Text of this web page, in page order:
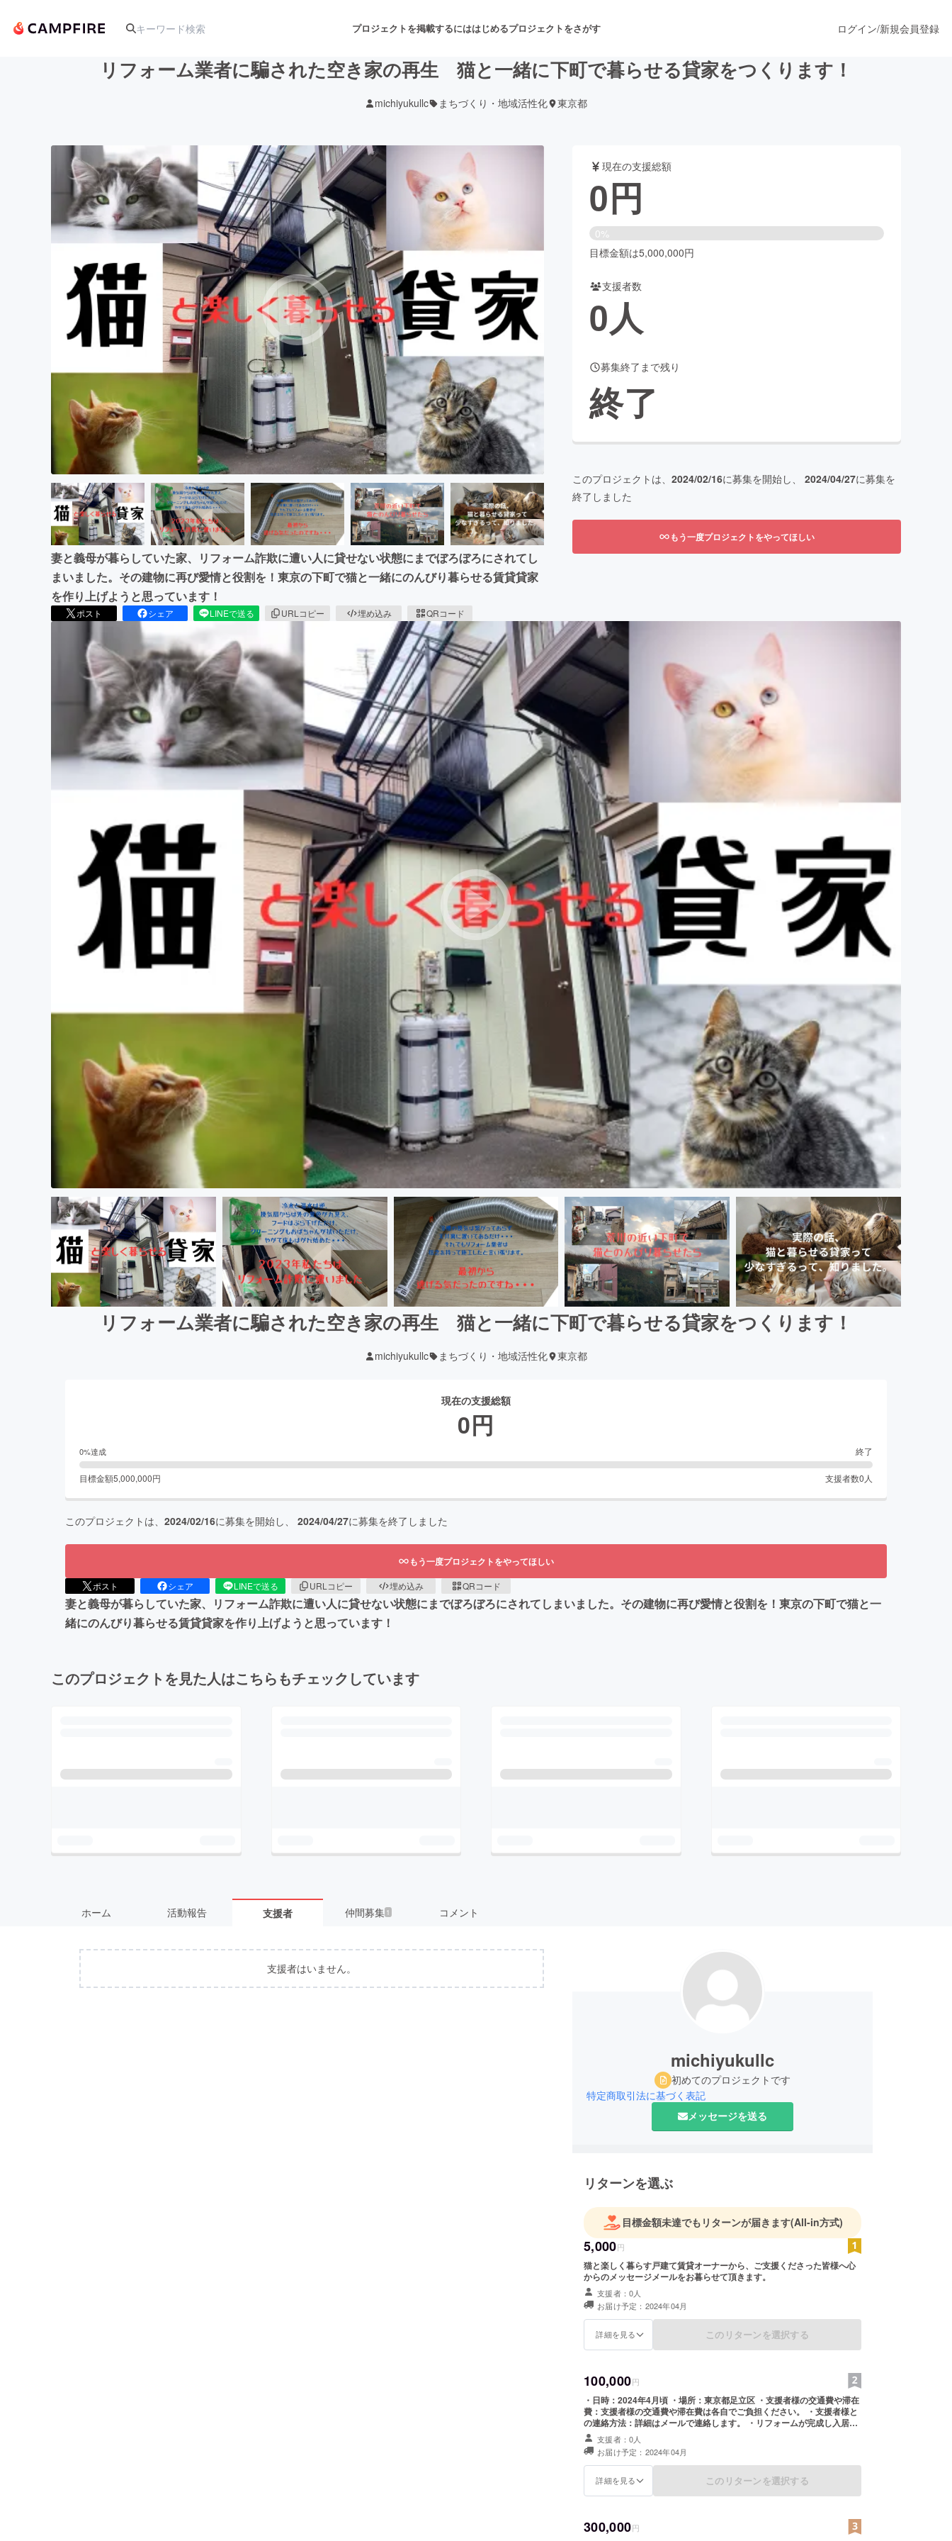
プロジェクトを掲載するにははじめるプロジェクトをさがす
アート・写真 音楽 舞台・パフォーマンス
テクノロジー・ガジェット ゲーム・サービス開発
映像・映画 書籍・雑誌出版 アニメ・漫画
ビジネス・起業 チャレンジ ビューティー・ヘルスケア
まちづくり・地域活性化
CAMPFIRE for Social GoodCAMPFIRE Creation
CAMPFIREふるさと納税machi-yaコミュニティ
ログイン/新規会員登録
リフォーム業者に騙された空き家の再生 猫と一緒に下町で暮らせる貸家をつくります！
michiyukullc まちづくり・地域活性化 東京都
妻と義母が暮らしていた家、リフォーム詐欺に遭い人に貸せない状態にまでぼろぼろにされてし
まいました。その建物に再び愛情と役割を！東京の下町で猫と一緒にのんびり暮らせる賃貸貸家
を作り上げようと思っています！
ポスト シェア LINEで送る URLコピー 埋め込み QRコード
現在の支援総額
0円
0%
目標金額は5,000,000円
支援者数
0人
募集終了まで残り
終了
このプロジェクトは、 2024/02/16に募集を開始し、 2024/04/27に募集を
終了しました
もう一度プロジェクトをやってほしい
リフォーム業者に騙された空き家の再生 猫と一緒に下町で暮らせる貸家をつくります！
michiyukullc まちづくり・地域活性化 東京都
現在の支援総額
0円
0%達成 終了
目標金額5,000,000円 支援者数0 人
このプロジェクトは、 2024/02/16に募集を開始し、 2024/04/27に募集を終了しました
もう一度プロジェクトをやってほしい
ポスト シェア LINEで送る URLコピー 埋め込み QRコード
妻と義母が暮らしていた家、リフォーム詐欺に遭い人に貸せない状態にまでぼろぼろにされてしまいました。その建物に再び愛情と役割を！東京の下町で猫と一
緒にのんびり暮らせる賃貸貸家を作り上げようと思っています！
このプロジェクトを見た人はこちらもチェックしています
ホーム 活動報告 支援者 仲間募集 1 コメント
支援者はいません。
michiyukullc
初めてのプロジェクトです
特定商取引法に基づく表記
メッセージを送る
リターンを選ぶ
目標金額未達でもリターンが届きます(All-in方式)
5,000円
猫と楽しく暮らす戸建て賃貸オーナーから、ご支援くださった皆様へ心
からのメッセージメールをお暮らせて頂きます。
支援者：0人
お届け予定：2024年04月
詳細を見る このリターンを選択する
100,000円
・日時：2024年4月頃 ・場所：東京都足立区 ・支援者様の交通費や滞在
費：支援者様の交通費や滞在費は各自でご負担ください。 ・支援者様と
の連絡方法：詳細はメールで連絡します。 ・リフォームが完成し入居者
が入る前に、猫と一緒にのんびり暮らせる戸建賃貸を実際に体験して頂
けます。基本的な生活家具はこちらで準備いたします。猫ちゃんと一緒
に手ぶらでお越しください。
支援者：0人
お届け予定：2024年04月
詳細を見る このリターンを選択する
300,000円